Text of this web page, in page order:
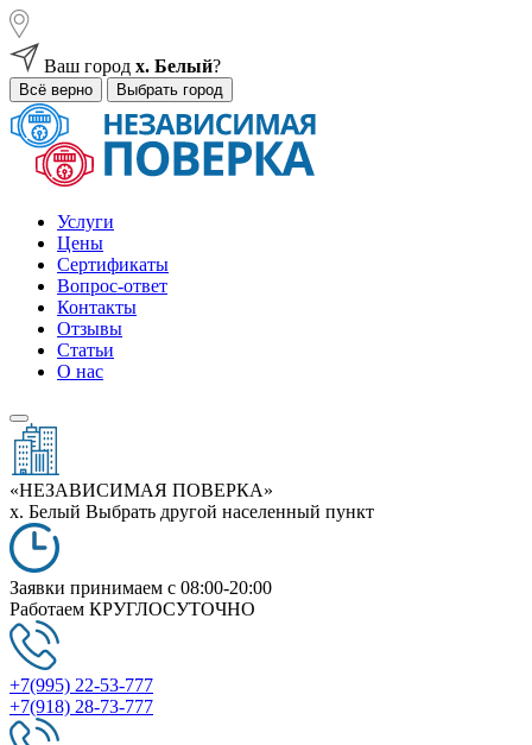
Ваш город х. Белый?
Всё верно Выбрать город
Услуги
Цены
Сертификаты
Вопрос-ответ
Контакты
Отзывы
Статьи
О нас
«НЕЗАВИСИМАЯ ПОВЕРКА»
х. Белый Выбрать другой населенный пункт
Заявки принимаем c 08:00-20:00
Работаем КРУГЛОСУТОЧНО
+7(995) 22-53-777
+7(918) 28-73-777